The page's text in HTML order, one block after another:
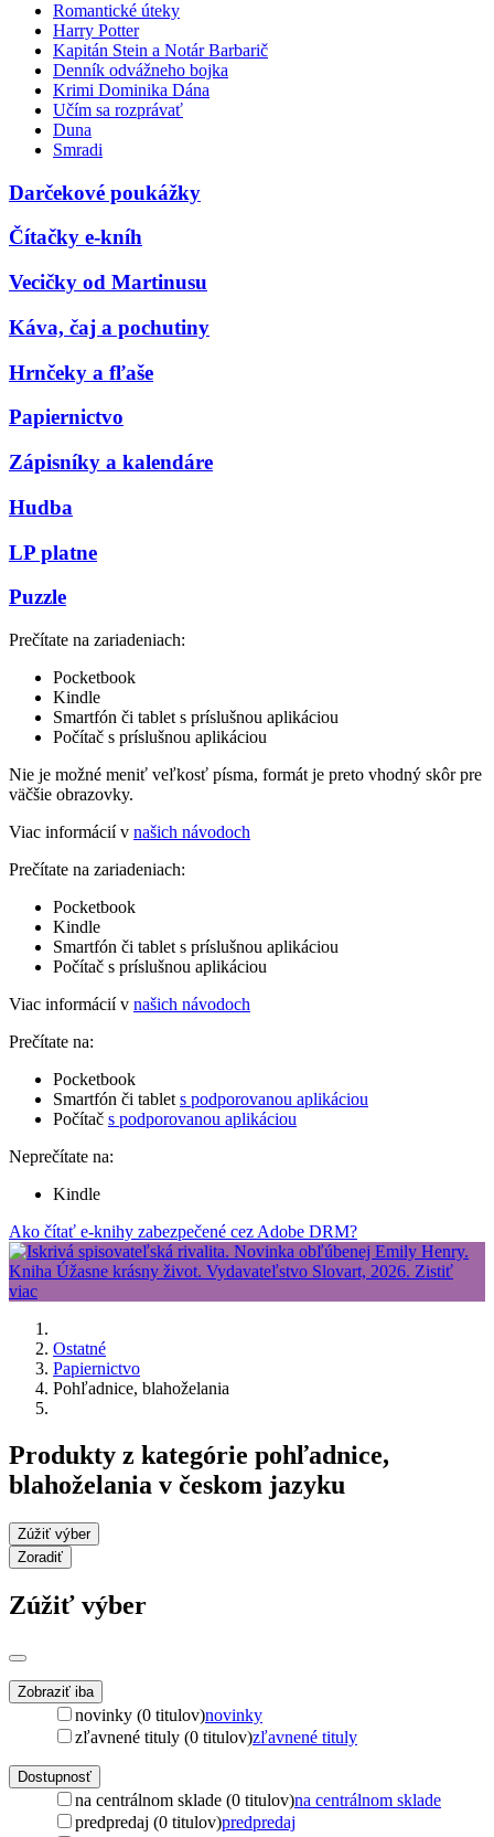
Romantické úteky
Harry Potter
Kapitán Stein a Notár Barbarič
Denník odvážneho bojka
Krimi Dominika Dána
Učím sa rozprávať
Duna
Smradi
Darčekové poukážky
Čítačky e-kníh
Vecičky od Martinusu
Káva, čaj a pochutiny
Hrnčeky a fľaše
Papiernictvo
Zápisníky a kalendáre
Hudba
LP platne
Puzzle
Prečítate na zariadeniach:
Pocketbook
Kindle
Smartfón či tablet s príslušnou aplikáciou
Počítač s príslušnou aplikáciou
Nie je možné meniť veľkosť písma, formát je preto vhodný skôr pre
väčšie obrazovky.
Viac informácií v našich návodoch
Prečítate na zariadeniach:
Pocketbook
Kindle
Smartfón či tablet s príslušnou aplikáciou
Počítač s príslušnou aplikáciou
Viac informácií v našich návodoch
Prečítate na:
Pocketbook
Smartfón či tablet s podporovanou aplikáciou
Počítač s podporovanou aplikáciou
Neprečítate na:
Kindle
Ako čítať e-knihy zabezpečené cez Adobe DRM?
Ostatné
Papiernictvo
Pohľadnice, blahoželania
Produkty z kategórie pohľadnice,
blahoželania v českom jazyku
Zúžiť výber
Zoradiť
Zúžiť výber
Zobraziť iba
novinky (0 titulov)novinky
zľavnené tituly (0 titulov)zľavnené tituly
Dostupnosť
na centrálnom sklade (0 titulov)na centrálnom sklade
predpredaj (0 titulov)predpredaj